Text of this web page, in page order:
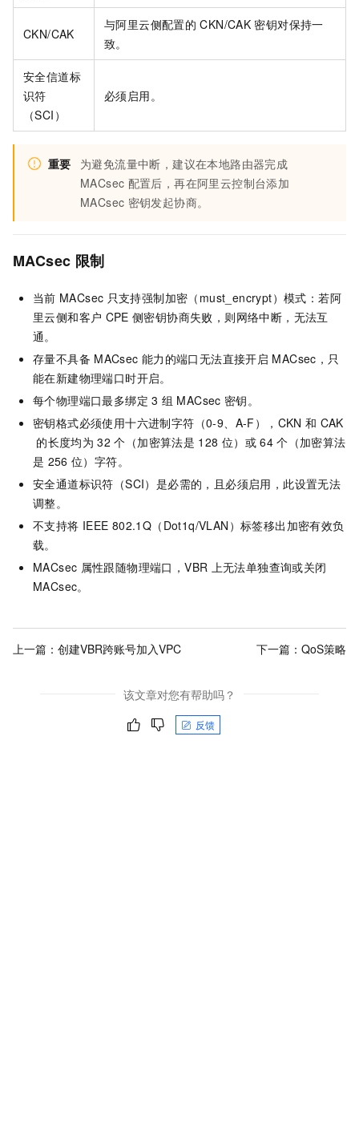
CKN/CAK
与阿里云侧配置的 CKN/CAK 密钥对保持一
致。
安全信道标
识符
（SCI）
必须启用。
重要
为避免流量中断，建议在本地路由器完成
MACsec 配置后，再在阿里云控制台添加
MACsec 密钥发起协商。
MACsec 限制
当前 MACsec 只支持强制加密（must_encrypt）模式：若阿
里云侧和客户 CPE 侧密钥协商失败，则网络中断，无法互
通。
存量不具备 MACsec 能力的端口无法直接开启 MACsec，只
能在新建物理端口时开启。
每个物理端口最多绑定 3 组 MACsec 密钥。
密钥格式必须使用十六进制字符（0-9、A-F），CKN 和 CAK
的长度均为 32 个（加密算法是 128 位）或 64 个（加密算法
是 256 位）字符。
安全通道标识符（SCI）是必需的，且必须启用，此设置无法
调整。
不支持将 IEEE 802.1Q（Dot1q/VLAN）标签移出加密有效负
载。
MACsec 属性跟随物理端口，VBR 上无法单独查询或关闭
MACsec。
上一篇： 创建VBR跨账号加入VPC 下一篇： QoS策略
该文章对您有帮助吗？
反馈